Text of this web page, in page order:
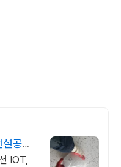
공사
IOT,